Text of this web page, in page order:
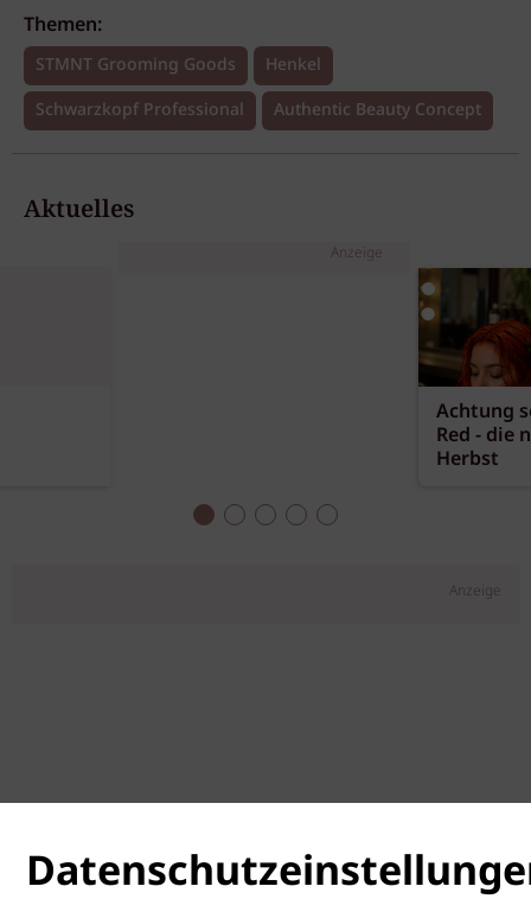
Themen:
STMNT Grooming Goods
Henkel
Schwarzkopf Professional
Authentic Beauty Concept
Aktuelles
Anzeige
Achtung
Red - die
Herbst
Anzeige